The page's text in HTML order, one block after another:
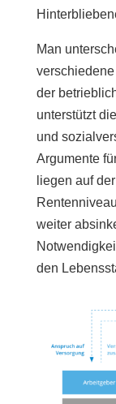
Man
der
unterstützt
und
Argumente
liegen auf
weiter
den